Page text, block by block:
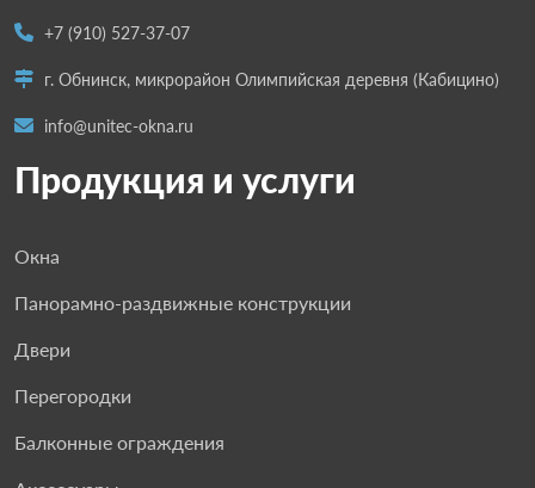
+7 (910) 527-37-07
г. Обнинск, микрорайон Олимпийская деревня (Кабицино)
info@unitec-okna.ru
Продукция и услуги
Окна
Панорамно-раздвижные конструкции
Двери
Перегородки
Балконные ограждения